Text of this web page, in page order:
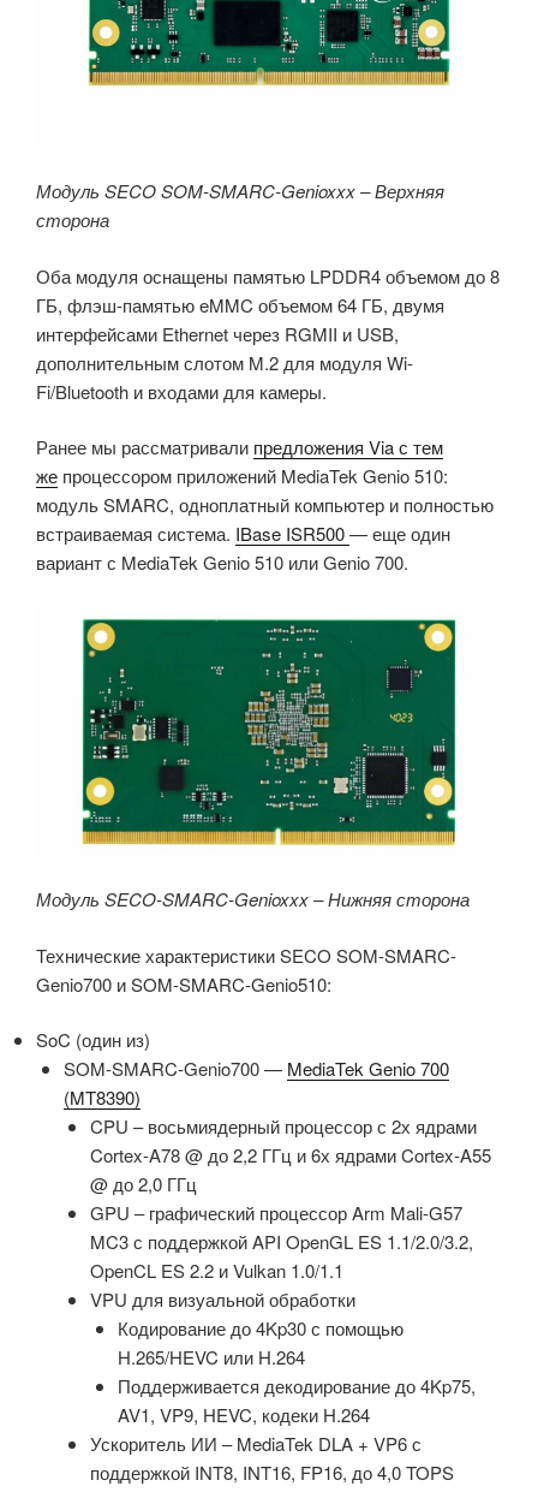
Модуль SECO SOM-SMARC-Genioxxx – Верхняя
сторона
Оба модуля оснащены памятью LPDDR4 объемом до 8
ГБ, флэш-памятью eMMC объемом 64 ГБ, двумя
интерфейсами Ethernet через RGMII и USB,
дополнительным слотом M.2 для модуля Wi-
Fi/Bluetooth и входами для камеры.
Ранее мы рассматривали предложения Via с тем
же процессором приложений MediaTek Genio 510:
модуль SMARC, одноплатный компьютер и полностью
встраиваемая система. IBase ISR500— еще один
вариант с MediaTek Genio 510 или Genio 700.
Модуль SECO-SMARC-Genioxxx – Нижняя сторона
Технические характеристики SECO SOM-SMARC-
Genio700 и SOM-SMARC-Genio510:
SoC (один из)
SOM-SMARC-Genio700 — MediaTek Genio 700
(MT8390)
CPU – восьмиядерный процессор с 2х ядрами
Cortex-A78 @ до 2,2 ГГц и 6х ядрами Cortex-A55
@ до 2,0 ГГц
GPU – графический процессор Arm Mali-G57
MC3 с поддержкой API OpenGL ES 1.1/2.0/3.2,
OpenCL ES 2.2 и Vulkan 1.0/1.1
VPU для визуальной обработки
Кодирование до 4Kp30 с помощью
H.265/HEVC или H.264
Поддерживается декодирование до 4Kp75,
AV1, VP9, ​​HEVC, кодеки H.264
Ускоритель ИИ – MediaTek DLA + VP6 с
поддержкой INT8, INT16, FP16, до 4,0 TOPS